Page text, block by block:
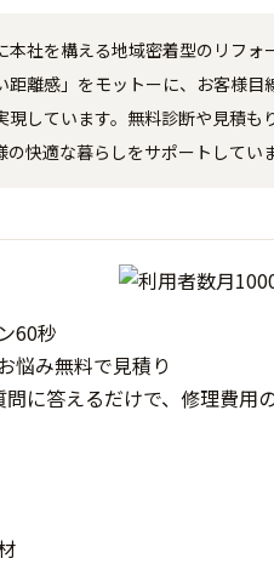
社を構える地域密着型のリフ
距離感」をモットーに、お客様
現しています。無料診断や見積
快適な暮らしをサポートしていま
60秒
悩み無料で見積り
に答えるだけで、修理費用